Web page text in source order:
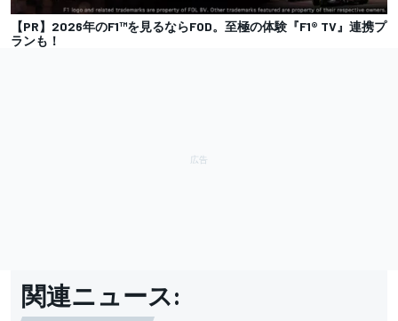
【PR】2026年のF1™を見るならFOD。至極の体験『F1® TV』連携プ
ランも！
関連ニュース: